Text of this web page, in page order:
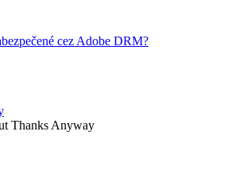
cez Adobe DRM?
Thanks Anyway